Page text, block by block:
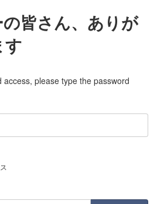
皆さん、ありが
す
please type the password